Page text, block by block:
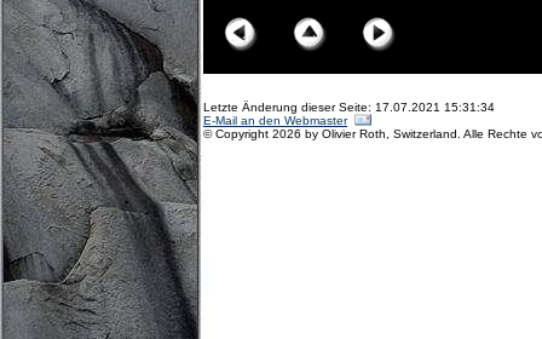
Letzte Änderung dieser Seite: 17.07.2021 15:31:34
E-Mail an den Webmaster
© Copyright 2026 by Olivier Roth, Switzerland. Alle Rechte